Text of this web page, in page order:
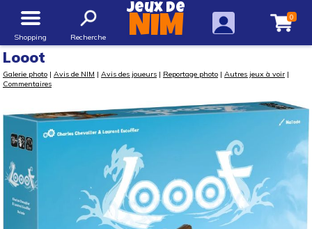
Shopping Recherche
Jeux de
NIM 0
Looot
Galerie photo | Avis de NIM | Avis des joueurs | Reportage photo | Autres jeux à voir |
Commentaires